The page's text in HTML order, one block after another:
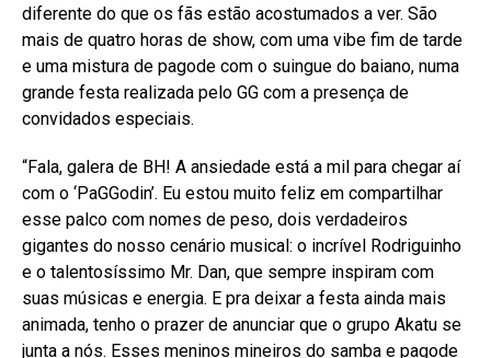
diferente do que os fãs estão acostumados a ver. São
mais de quatro horas de show, com uma vibe fim de tarde
e uma mistura de pagode com o suingue do baiano, numa
grande festa realizada pelo GG com a presença de
convidados especiais.
“Fala, galera de BH! A ansiedade está a mil para chegar aí
com o ‘PaGGodin’. Eu estou muito feliz em compartilhar
esse palco com nomes de peso, dois verdadeiros
gigantes do nosso cenário musical: o incrível Rodriguinho
e o talentosíssimo Mr. Dan, que sempre inspiram com
suas músicas e energia. E pra deixar a festa ainda mais
animada, tenho o prazer de anunciar que o grupo Akatu se
junta a nós. Esses meninos mineiros do samba e pagode